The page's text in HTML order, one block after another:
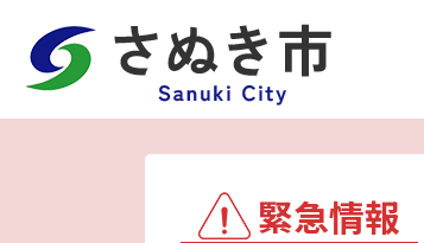
緊急情報